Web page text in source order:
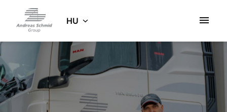
tartalomhoz
Kezdőlap HU